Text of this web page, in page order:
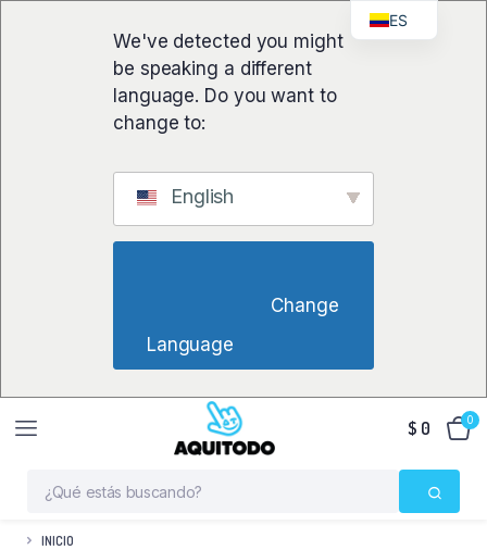
We've detected you might
be speaking a different
language. Do you want to
change to:
English
Language
$ 0 0
INICIO
ES